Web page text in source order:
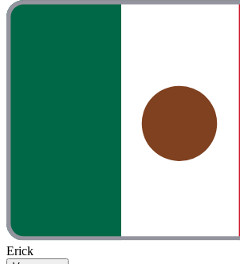
Erick